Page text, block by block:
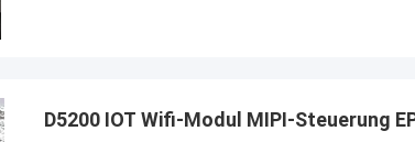
D5200 IOT Wifi-Modul MIPI-Steuerung